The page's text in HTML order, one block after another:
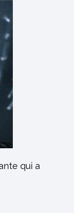
qui a